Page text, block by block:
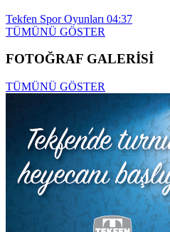
Tekfen Spor Oyunları 04:37
TÜMÜNÜ GÖSTER
FOTOĞRAF GALERİSİ
TÜMÜNÜ GÖSTER